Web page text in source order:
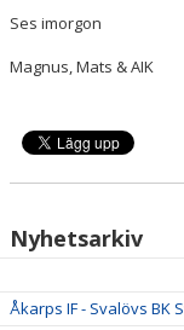
Ses imorgon
Magnus, Mats & AIK
Nyhetsarkiv
Åkarps IF - Svalövs BK